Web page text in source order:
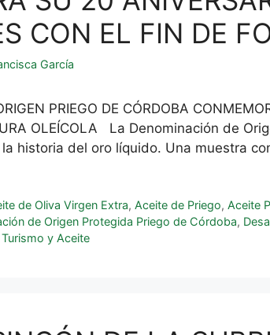
CON EL FIN DE
García
PRIEGO DE CÓRDOBA
OLEÍCOLA La Denominación de
historia del oro líquido. Una muestra
de Oliva Virgen Extra,Aceite de Priego,Aceite
de Origen Protegida Priego de Córdoba,
y Aceite